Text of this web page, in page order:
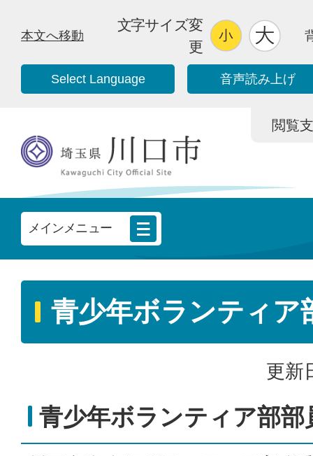
本文へ移動
文字サイズ変
更
Select Language 音声読み上げ
閲覧
メインメニュー
青少年ボランティア
更新
青少年ボランティア部部